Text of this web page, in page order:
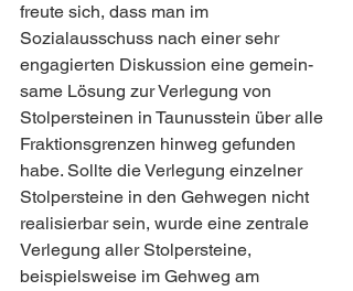
freute sich, dass man im
Sozialausschuss nach einer sehr
engagierten Diskussion eine gemein-
same Lösung zur Verlegung von
Stolpersteinen in Taunusstein über alle
Fraktionsgrenzen hinweg gefunden
habe. Sollte die Verlegung einzelner
Stolpersteine in den Gehwegen nicht
realisierbar sein, wurde eine zentrale
Verlegung aller Stolpersteine,
beispielsweise im Gehweg am